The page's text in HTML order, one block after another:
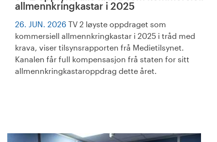
allmennkringkastar i 2025
26. JUN. 2026 TV 2 løyste oppdraget som
kommersiell allmennkringkastar i 2025 i tråd med
krava, viser tilsynsrapporten frå Medietilsynet.
Kanalen får full kompensasjon frå staten for sitt
allmennkringkastaroppdrag dette året.